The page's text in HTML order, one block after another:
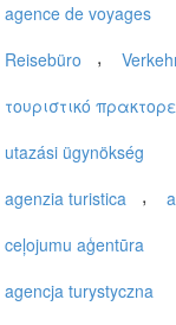
agence de voyages
Reisebüro ,
τoυριστικό
utazási ügynökség
agenzia turistica ,
ceļojumu aģentūra
agencja turystyczna